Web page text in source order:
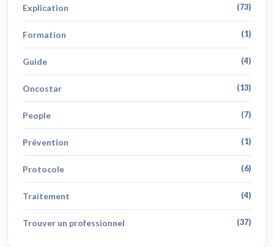
Explication (73)
Formation (1)
Guide (4)
Oncostar (13)
People (7)
Prévention (1)
Protocole (6)
Traitement (4)
Trouver un professionnel (37)